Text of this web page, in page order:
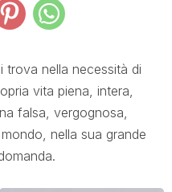
trova nella necessità di
vita piena, intera,
falsa, vergognosa,
nella sua grande